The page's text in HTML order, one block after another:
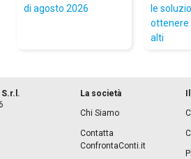
di agosto 2026
le
ottenere
alti
La società
Chi Siamo
Contatta
ConfrontaConti.it